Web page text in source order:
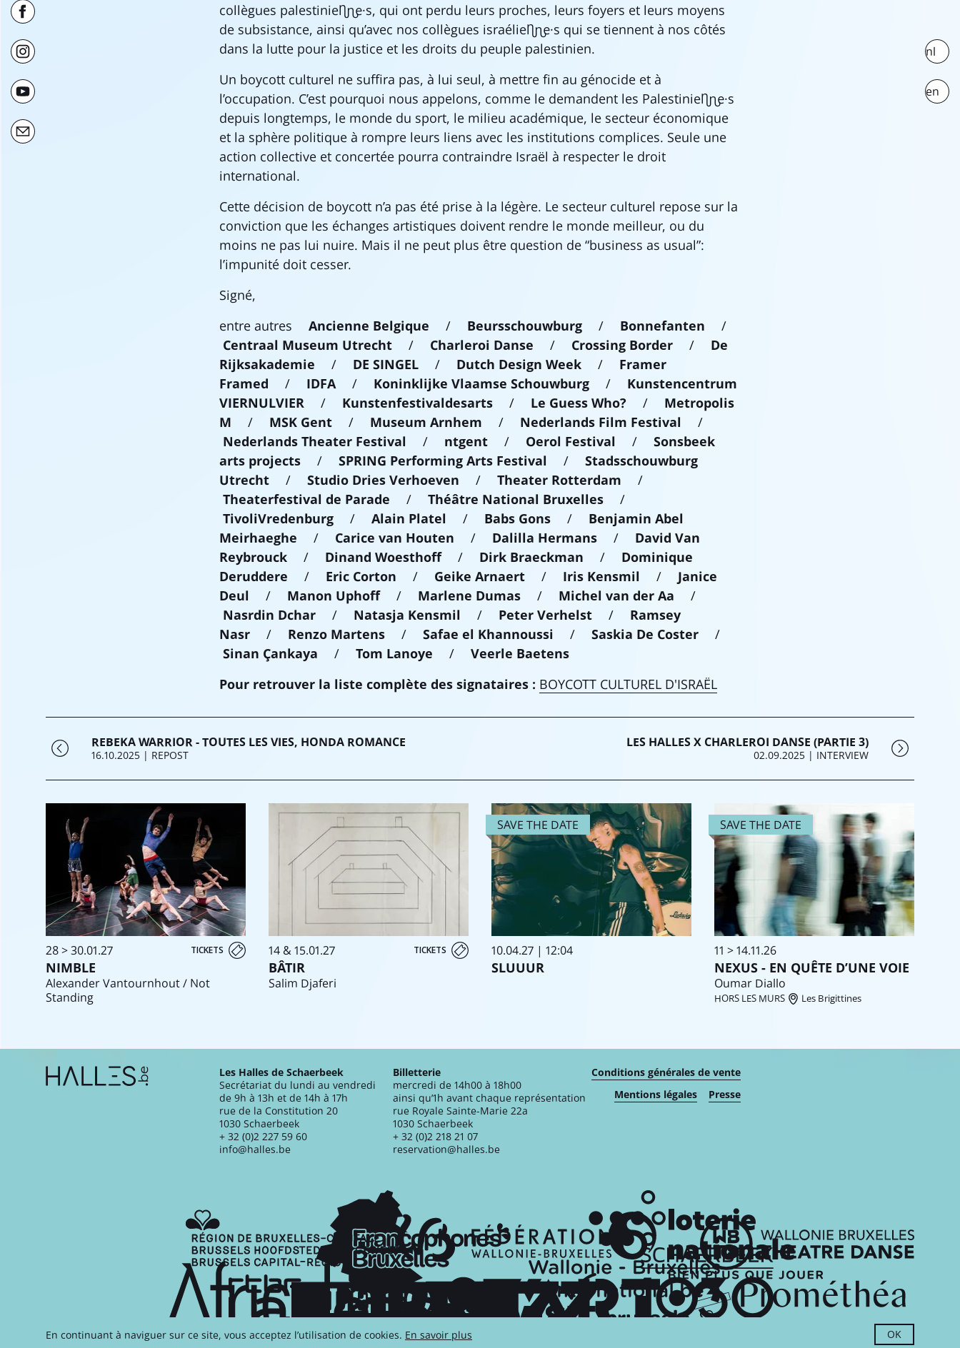
En continuant à naviguer sur ce site, vous acceptez l’utilisation de cookies. En savoir plus OK
collègues palestinien·ne·s, qui ont perdu leurs proches, leurs foyers et leurs moyens
de subsistance, ainsi qu’avec nos collègues israélien·ne·s qui se tiennent à nos côtés
dans la lutte pour la justice et les droits du peuple palestinien.
Un boycott culturel ne suffira pas, à lui seul, à mettre fin au génocide et à
l’occupation. C’est pourquoi nous appelons, comme le demandent les Palestinien·ne·s
depuis longtemps, le monde du sport, le milieu académique, le secteur économique
et la sphère politique à rompre leurs liens avec les institutions complices. Seule une
action collective et concertée pourra contraindre Israël à respecter le droit
international.
Cette décision de boycott n’a pas été prise à la légère. Le secteur culturel repose sur la
conviction que les échanges artistiques doivent rendre le monde meilleur, ou du
moins ne pas lui nuire. Mais il ne peut plus être question de “business as usual”:
l’impunité doit cesser.
Signé,
entre autresAncienne Belgique / Beursschouwburg / Bonnefanten /
Centraal Museum Utrecht / Charleroi Danse / Crossing Border / De
Rijksakademie / DE SINGEL / Dutch Design Week / Framer
Framed / IDFA/ Koninklijke Vlaamse Schouwburg / Kunstencentrum
VIERNULVIER / Kunstenfestivaldesarts / Le Guess Who? / Metropolis
M/ MSK Gent / Museum Arnhem / Nederlands Film Festival /
Nederlands Theater Festival/ ntgent / Oerol Festival /Sonsbeek
arts projects /SPRING Performing Arts Festival /Stadsschouwburg
Utrecht /Studio Dries Verhoeven/Theater Rotterdam /
Theaterfestival de Parade /Théâtre National Bruxelles /
TivoliVredenburg /Alain Platel / Babs Gons / Benjamin Abel
Meirhaeghe / Carice van Houten / Dalilla Hermans / David Van
Reybrouck / Dinand Woesthoff/ Dirk Braeckman / Dominique
Deruddere / Eric Corton / Geike Arnaert / Iris Kensmil / Janice
Deul / Manon Uphoff/ Marlene Dumas/ Michel van der Aa/
Nasrdin Dchar / Natasja Kensmil/ Peter Verhelst / Ramsey
Nasr / Renzo Martens /Safae el Khannoussi/Saskia De Coster /
Sinan Çankaya /Tom Lanoye /Veerle Baetens
Pour retrouver la liste complète des signataires : BOYCOTT CULTUREL D'ISRAËL
REBEKA WARRIOR - TOUTES LES VIES, HONDA ROMANCE
16.10.2025 | REPOST
LES HALLES X CHARLEROI DANSE (PARTIE 3)
02.09.2025 | INTERVIEW
28 > 30.01.27 TICKETS
NIMBLE
Alexander Vantournhout / Not
Standing
14 & 15.01.27 TICKETS
BÂTIR
Salim Djaferi
SAVE THE DATE
10.04.27 | 12:04
SLUUUR
SAVE THE DATE
11 > 14.11.26
NEXUS - EN QUÊTE D’UNE VOIE
Oumar Diallo
HORS LES MURS Les Brigittines
Extra navigation
nl
en
Les Halles de Schaerbeek
Secrétariat du lundi au vendredi
de 9h à 13h et de 14h à 17h
rue de la Constitution 20
1030 Schaerbeek
+ 32 (0)2 227 59 60
info@halles.be
Billetterie
mercredi de 14h00 à 18h00
ainsi qu’1h avant chaque représentation
rue Royale Sainte-Marie 22a
1030 Schaerbeek
+ 32 (0)2 218 21 07
reservation@halles.be
Conditions générales de vente
Mentions légales
Presse